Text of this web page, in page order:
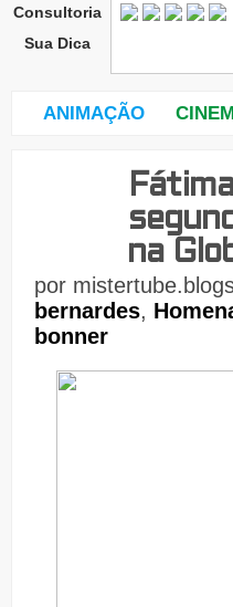
Consultoria
Sua Dica
ANIMAÇÃO
5
de
na
por
bernardes,
bonner